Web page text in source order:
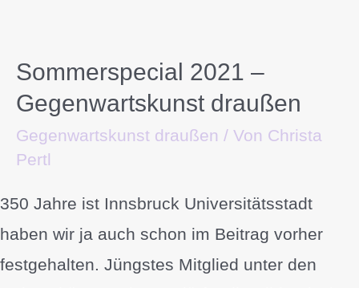
Sommerspecial 2021 –
Gegenwartskunst draußen
Gegenwartskunst draußen / Von Christa
Pertl
350 Jahre ist Innsbruck Universitätsstadt
haben wir ja auch schon im Beitrag vorher
festgehalten. Jüngstes Mitglied unter den